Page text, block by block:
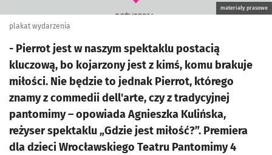
materiały prasowe
plakat wydarzenia
- Pierrot jest w naszym spektaklu postacią
kluczową, bo kojarzony jest z kimś, komu brakuje
miłości. Nie będzie to jednak Pierrot, którego
znamy z commedii dell'arte, czy z tradycyjnej
pantomimy – opowiada Agnieszka Kulińska,
reżyser spektaklu „Gdzie jest miłość?”. Premiera
dla dzieci Wrocławskiego Teatru Pantomimy 4